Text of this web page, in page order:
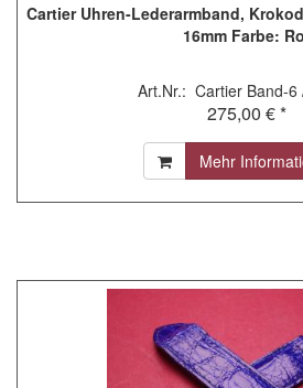
Cartier Uhren-Lederarmband,
16mm Farbe:
Art.Nr.: Cartier Band-6
275,00 € *
Mehr